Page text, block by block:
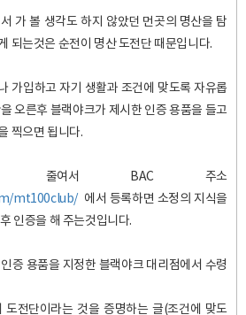
가 볼 생각도 하지 않았던 먼곳의 명산을 탐
되는것은 순전이 명산 도전단 때문입니다.
가입하고 자기 생활과 조건에 맞도록 자유롭
오른후 블랙야크가 제시한 인증 용품을 들고
찍으면 됩니다.
줄여서 BAC 주소
mt100club/ 에서 등록하면 소정의 지식을
인증을 해 주는것입니다.
증 용품을 지정한 블랙야크 대리점에서 수령
도전단이라는 것을 증명하는 글(조건에 맞도